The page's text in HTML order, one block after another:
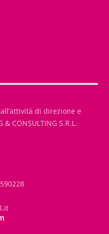
di direzione e
CONSULTING S.R.L.